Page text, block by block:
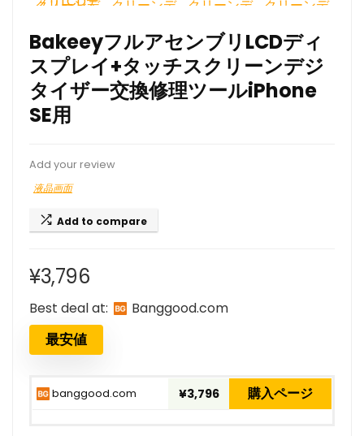
BakeeyフルアセンブリLCDディ
スプレイ+タッチスクリーンデジ
タイザー交換修理ツールiPhone
SE用
Add your review
液晶画面
Add to compare
¥3,796
Best deal at: banggood.com
最安値
banggood.com ¥3,796 購入ページ